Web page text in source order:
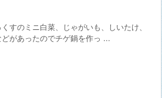
すのミニ白菜、じゃがいも、しいたけ、
どがあったのでチゲ鍋を作っ ...